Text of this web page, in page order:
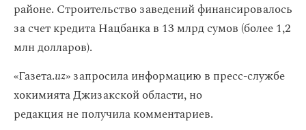
районе. Строительство заведений финансировалось
за счет кредита Нацбанка в 13 млрд сумов (более 1,2
млн долларов).
«Газета.uz» запросила информацию в пресс-службе
хокимията Джизакской области, но
редакция не получила комментариев.